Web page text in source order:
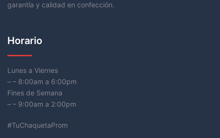
garantía y calidad en confección.
Horario
Lunes a Viernes
– – 8:00am a 6:00pm
Fines de Semana
– – 9:00am a 2:00pm
#TuChaquetaProm